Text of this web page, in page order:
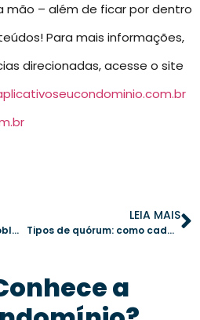
mão – além de ficar por dentro
Para mais informações,
direcionadas, acesse o site
Quando o excesso vira problema: como combater abusos no convívio condominial
LEIA MAIS
Tipos de quórum: como cada decisão afeta a vida condominial
a